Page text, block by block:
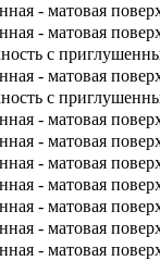
- матовая
- матовая
с
- матовая
с
- матовая
- матовая
- матовая
- матовая
- матовая
- матовая
- матовая